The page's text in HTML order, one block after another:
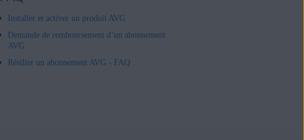
Installer et activer un produit AVG
Demande de remboursement d’un abonnement
AVG
Résilier un abonnement AVG - FAQ